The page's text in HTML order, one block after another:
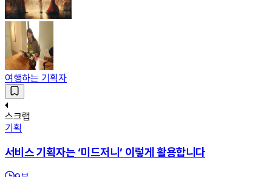
여행하는 기획자
스크랩
기획
서비스 기획자는 ‘미드저니’ 이렇게 활용합니다